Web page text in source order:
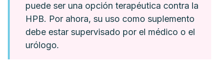
puede ser una opción terapéutica contra la
HPB. Por ahora, su uso como suplemento
debe estar supervisado por el médico o el
urólogo.